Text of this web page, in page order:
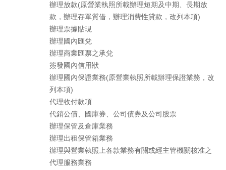
辦理放款(原營業執照所載辦理短期及中期、長期放
款，辦理存單質借，辦理消費性貸款，改列本項)
辦理票據貼現
辦理國內匯兌
辦理商業匯票之承兌
簽發國內信用狀
辦理國內保證業務(原營業執照所載辦理保證業務，改
列本項)
代理收付款項
代銷公債、國庫券、公司債券及公司股票
辦理保管及倉庫業務
辦理出租保管箱業務
辦理與營業執照上各款業務有關或經主管機關核准之
代理服務業務